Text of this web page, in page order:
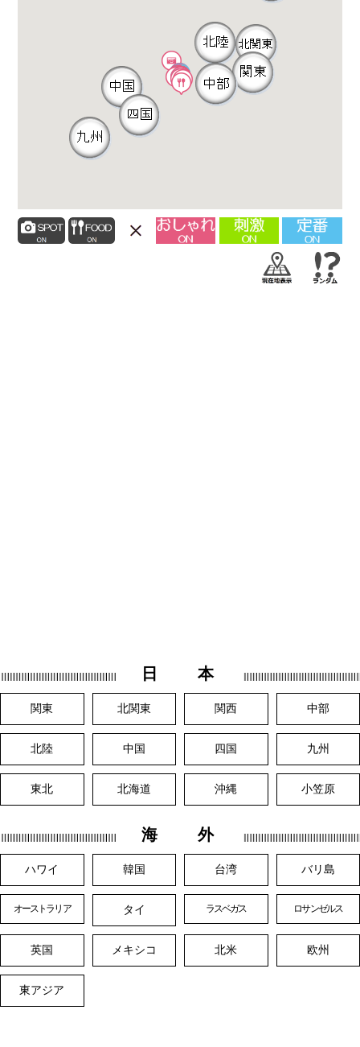
日 本
関東 北関東 関西 中部
北陸 中国 四国 九州
東北 北海道 沖縄 小笠原
海 外
ハワイ 韓国 台湾 バリ島
オーストラリア タイ ラスベガス ロサンゼルス
英国 メキシコ 北米 欧州
東アジア